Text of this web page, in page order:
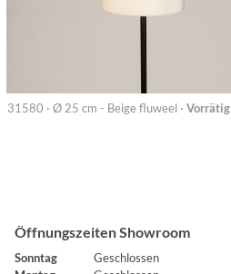
31580 · Ø 25 cm - Beige fluweel · Vorrätig
Öffnungszeiten Showroom
Sonntag
Geschlossen